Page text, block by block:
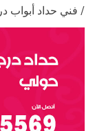
/ فني حداد أبواب